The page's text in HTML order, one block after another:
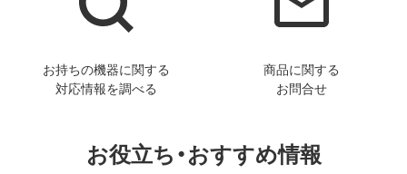
お持ちの機器に関する
対応情報を調べる
商品に関する
お問合せ
お役立ち・おすすめ情報